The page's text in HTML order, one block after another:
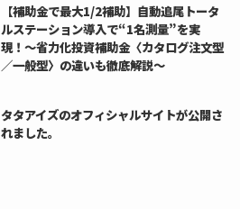
【補助金で最大1/2補助】自動追尾トータ
ルステーション導入で“1名測量”を実
現！〜省力化投資補助金〈カタログ注文型
／一般型〉の違いも徹底解説〜
タタアイズのオフィシャルサイトが公開さ
れました。